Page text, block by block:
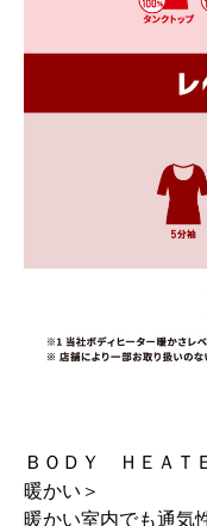
ＢＯＤＹ ＨＥＡＴ
暖かい＞
暖かい室内でも通気